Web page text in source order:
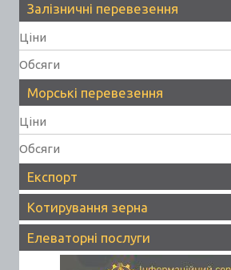
Залізничні перевезення
Ціни
Обсяги
Морські перевезення
Ціни
Обсяги
Експорт
Котирування зерна
Елеваторні послуги